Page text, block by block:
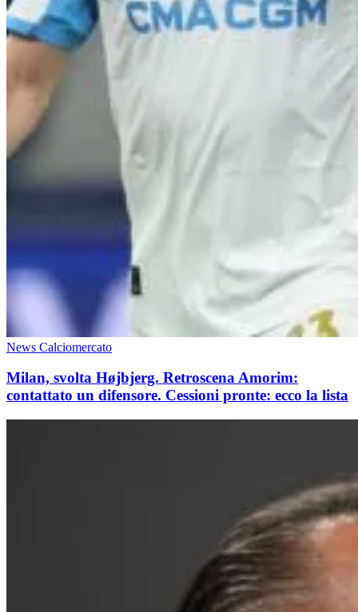
News Calciomercato
Milan, svolta Højbjerg. Retroscena Amorim:
contattato un difensore. Cessioni pronte: ecco la lista